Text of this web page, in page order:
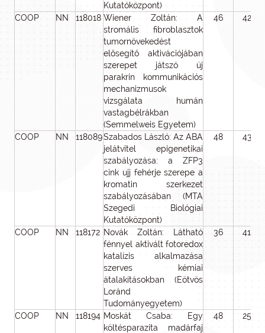
Kutatóközpont)
COOP NN 118018 Wiener Zoltán: A
stromális fibroblasztok
tumornövekedést
elősegítő aktivációjában
szerepet játszó új
parakrin kommunikációs
mechanizmusok
vizsgálata humán
vastagbélrákban
(Semmelweis Egyetem)
46 42
COOP NN 118089Szabados László: Az ABA
jelátvitel epigenetikai
szabályozása: a ZFP3
cink ujj fehérje szerepe a
kromatin szerkezet
szabályozásában (MTA
Szegedi Biológiai
Kutatóközpont)
48 43
COOP NN 118172 Novák Zoltán: Látható
fénnyel aktivált fotoredox
katalízis alkalmazása
szerves kémiai
átalakításokban (Eötvös
Loránd
Tudományegyetem)
36 41
COOP NN 118194 Moskát Csaba: Egy
költésparazita madárfaj
48 25